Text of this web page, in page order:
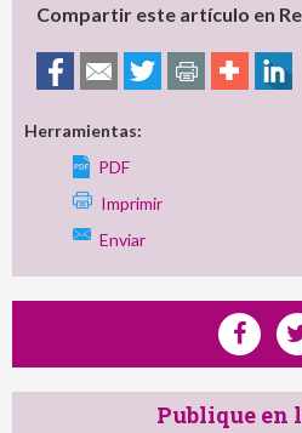
Compartir este artículo en
Herramientas:
PDF
Imprimir
Enviar
Publique en